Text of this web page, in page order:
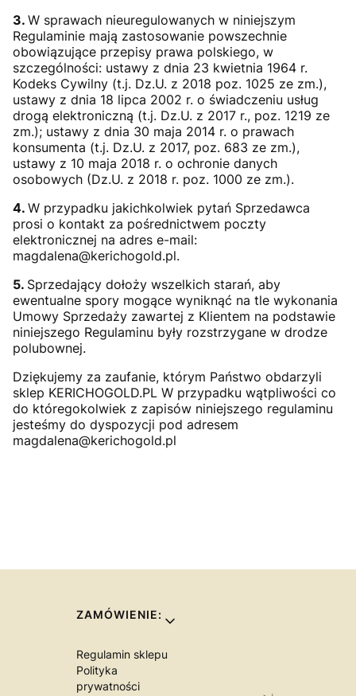
3. W sprawach nieuregulowanych w niniejszym
Regulaminie mają zastosowanie powszechnie
obowiązujące przepisy prawa polskiego, w
szczególności: ustawy z dnia 23 kwietnia 1964 r.
Kodeks Cywilny (t.j. Dz.U. z 2018 poz. 1025 ze zm.),
ustawy z dnia 18 lipca 2002 r. o świadczeniu usług
drogą elektroniczną (t.j. Dz.U. z 2017 r., poz. 1219 ze
zm.); ustawy z dnia 30 maja 2014 r. o prawach
konsumenta (t.j. Dz.U. z 2017, poz. 683 ze zm.),
ustawy z 10 maja 2018 r. o ochronie danych
osobowych (Dz.U. z 2018 r. poz. 1000 ze zm.).
4. W przypadku jakichkolwiek pytań Sprzedawca
prosi o kontakt za pośrednictwem poczty
elektronicznej na adres e-mail:
magdalena@kerichogold.pl.
5. Sprzedający dołoży wszelkich starań, aby
ewentualne spory mogące wyniknąć na tle wykonania
Umowy Sprzedaży zawartej z Klientem na podstawie
niniejszego Regulaminu były rozstrzygane w drodze
polubownej.
Dziękujemy za zaufanie, którym Państwo obdarzyli
sklep KERICHOGOLD.PL W przypadku wątpliwości co
do któregokolwiek z zapisów niniejszego regulaminu
jesteśmy do dyspozycji pod adresem
magdalena@kerichogold.pl
Linki w stopce
ZAMÓWIENIE:
Regulamin sklepu
Polityka
prywatności